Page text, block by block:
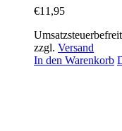
€11,95
zzgl. Versand
In den Warenkorb